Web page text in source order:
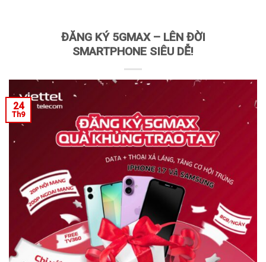
ĐĂNG KÝ 5GMAX – LÊN ĐỜI
SMARTPHONE SIÊU DỄ!
24
Th9